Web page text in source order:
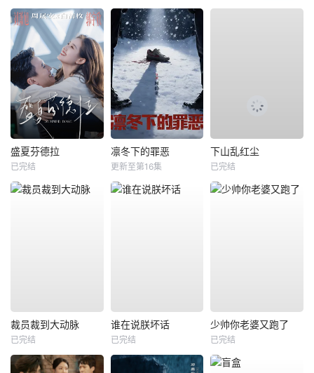
盛夏芬德拉
已完结
凛冬下的罪恶
更新至第16集
下山乱红尘
已完结
裁员裁到大动脉
已完结
谁在说朕坏话
已完结
少帅你老婆又跑了
已完结